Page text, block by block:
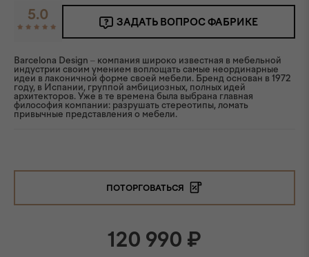
5.0 ЗАДАТЬ ВОПРОС ФАБРИКЕ
Barcelona Design – компания широко известная в мебельной
индустрии своим умением воплощать самые неординарные
идеи в лаконичной форме своей мебели. Бренд основан в 1972
году, в Испании, группой амбициозных, полных идей
архитекторов. Уже в те времена была выбрана главная
философия компании: разрушать стереотипы, ломать
привычные представления о мебели.
ПОТОРГОВАТЬСЯ
120 990 ₽